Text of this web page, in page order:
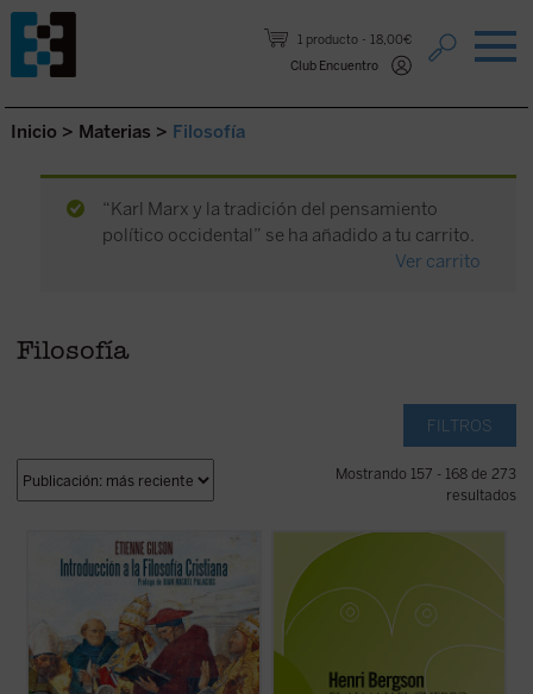
1 producto
18,00€
Club Encuentro
Saltar al contenido.
Inicio > Materias > Filosofía
“Karl Marx y la tradición del pensamiento
político occidental” se ha añadido a tu carrito.
Ver carrito
Filosofía
FILTROS
Mostrando 157 - 168 de 273
resultados
Prólogo de Juan Miguel Palacios
En este libro, inédito hasta ahora en
español, descubrimos un ensayo brillante
del Gilson maduro, una disertación otoñal
sobre las ideas más queridas del gran
medievalista, presentadas en tres ...
ficha)
El problema de la relación cuerpo-alma es
de los que no dejan a nadie indiferente. Hay
que añadir además que es un problema
ineludible. Porque tanto si se admite la
dualidad última, metafísica, de ambos
términos, como si se niega, por ...